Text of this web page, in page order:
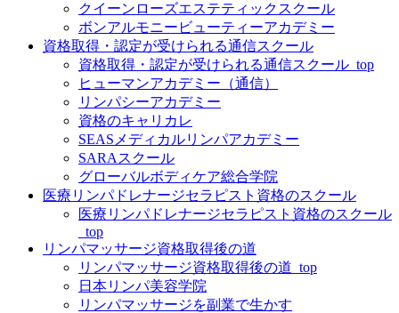
クイーンローズエステティックスクール
ボンアルモニービューティーアカデミー
資格取得・認定が受けられる通信スクール
資格取得・認定が受けられる通信スクール_top
ヒューマンアカデミー（通信）
リンパシーアカデミー
資格のキャリカレ
SEASメディカルリンパアカデミー
SARAスクール
グローバルボディケア総合学院
医療リンパドレナージセラピスト資格のスクール
医療リンパドレナージセラピスト資格のスクール
_top
リンパマッサージ資格取得後の道
リンパマッサージ資格取得後の道_top
日本リンパ美容学院
リンパマッサージを副業で生かす